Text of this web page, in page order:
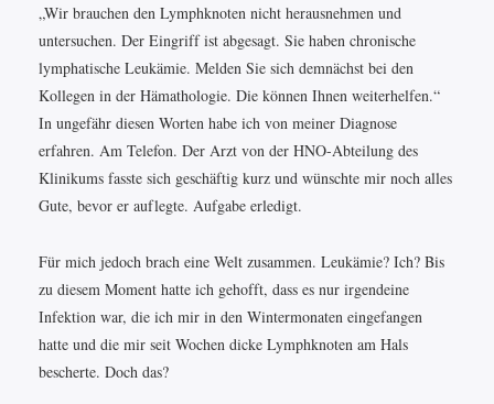
„Wir brauchen den Lymphknoten nicht herausnehmen und
untersuchen. Der Eingriff ist abgesagt. Sie haben chronische
lymphatische Leukämie. Melden Sie sich demnächst bei den
Kollegen in der Hämathologie. Die können Ihnen weiterhelfen.“
In ungefähr diesen Worten habe ich von meiner Diagnose
erfahren. Am Telefon. Der Arzt von der HNO-Abteilung des
Klinikums fasste sich geschäftig kurz und wünschte mir noch alles
Gute, bevor er auflegte. Aufgabe erledigt.
Für mich jedoch brach eine Welt zusammen. Leukämie? Ich? Bis
zu diesem Moment hatte ich gehofft, dass es nur irgendeine
Infektion war, die ich mir in den Wintermonaten eingefangen
hatte und die mir seit Wochen dicke Lymphknoten am Hals
bescherte. Doch das?